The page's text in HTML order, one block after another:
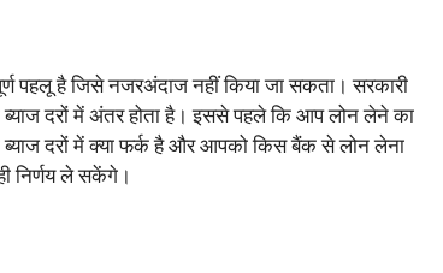
पहलू है जिसे नजरअंदाज नहीं किया जा सकता। सरकारी
दरों में अंतर होता है। इससे पहले कि आप लोन लेने का
दरों में क्या फर्क है और आपको किस बैंक से लोन लेना
निर्णय ले सकेंगे।